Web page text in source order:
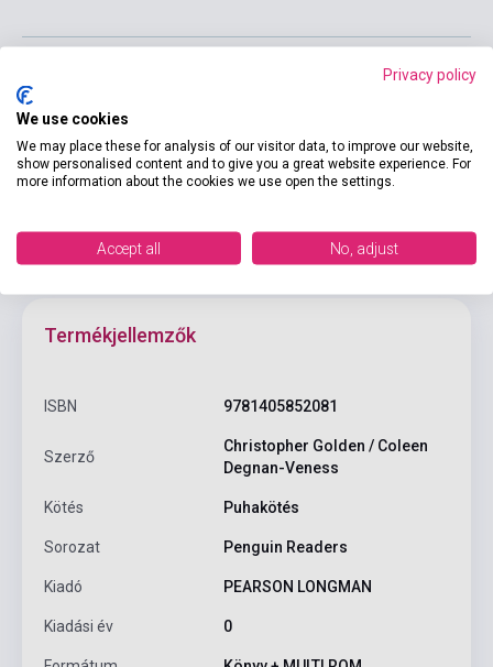
Termékjellemzők
ISBN 9781405852081
Szerző
Christopher Golden / Coleen
Degnan-Veness
Kötés Puhakötés
Sorozat Penguin Readers
Kiadó PEARSON LONGMAN
Kiadási év 0
Privacy policy
We use cookies
We may place these for analysis of our visitor data, to improve our website,
show personalised content and to give you a great website experience. For
more information about the cookies we use open the settings.
Accept all No, adjust